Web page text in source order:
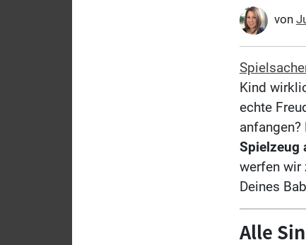
von
Kind
echte
Spielzeug
werfen wir
Deines
Alle